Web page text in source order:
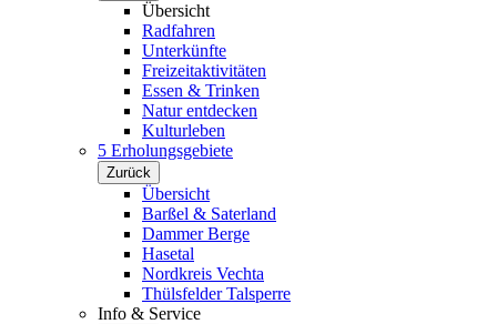
Übersicht
Radfahren
Unterkünfte
Freizeitaktivitäten
Essen & Trinken
Natur entdecken
Kulturleben
5 Erholungsgebiete
Zurück
Übersicht
Barßel & Saterland
Dammer Berge
Hasetal
Nordkreis Vechta
Thülsfelder Talsperre
Info & Service